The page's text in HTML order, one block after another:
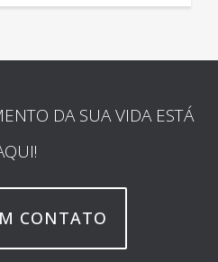
DA SUA VIDA ESTÁ
CONTATO